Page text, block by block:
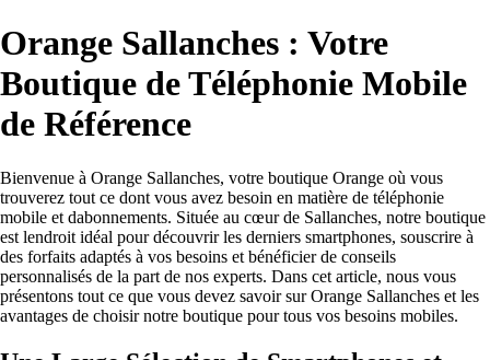
Orange Sallanches : Votre
Boutique de Téléphonie Mobile
de Référence
Bienvenue à Orange Sallanches, votre boutique Orange où vous
trouverez tout ce dont vous avez besoin en matière de téléphonie
mobile et dabonnements. Située au cœur de Sallanches, notre boutique
est lendroit idéal pour découvrir les derniers smartphones, souscrire à
des forfaits adaptés à vos besoins et bénéficier de conseils
personnalisés de la part de nos experts. Dans cet article, nous vous
présentons tout ce que vous devez savoir sur Orange Sallanches et les
avantages de choisir notre boutique pour tous vos besoins mobiles.